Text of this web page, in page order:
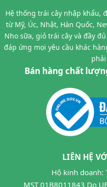
Hệ thống trái cây nhập khẩu,
từ Mỹ, Úc, Nhật, Hàn Quốc,
Nho sữa, giỏ trái cây và đầy
đáp ứng mọi yêu cầu khác
Bán hàng chất
LIÊN HỆ
Hộ kinh doanh:
MST 01B8011843 Do